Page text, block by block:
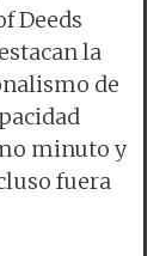
Deeds
la
de
minuto y
fuera